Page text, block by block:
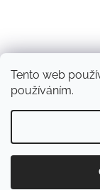
Tento web
používáním.